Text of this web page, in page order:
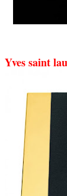
Yves saint